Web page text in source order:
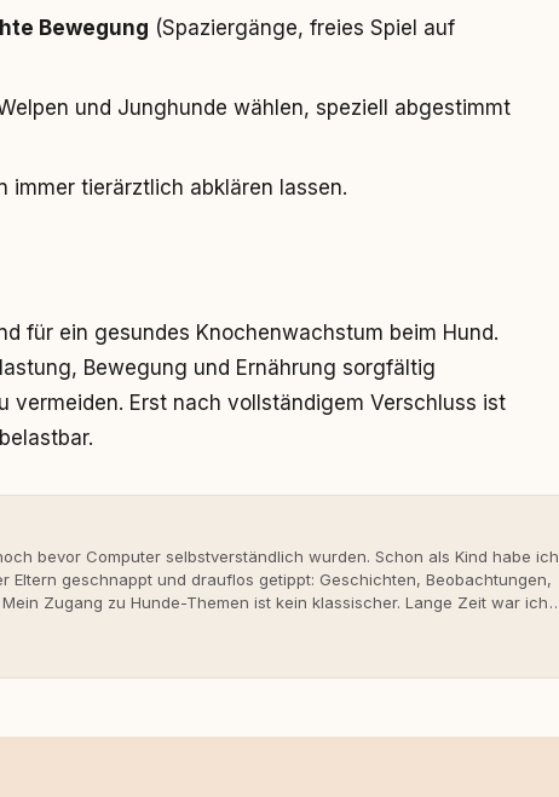
Bewegung (Spaziergänge, freies Spiel auf
und Junghunde wählen, speziell abgestimmt
immer tierärztlich abklären lassen.
für ein gesundes Knochenwachstum beim Hund.
Bewegung und Ernährung sorgfältig
vermeiden. Erst nach vollständigem Verschluss ist
bevor Computer selbstverständlich wurden. Schon als Kind habe ich
Eltern geschnappt und drauflos getippt: Geschichten, Beobachtungen,
Zugang zu Hunde-Themen ist kein klassischer. Lange Zeit war ich
guten Erfahrungen. Umso mehr hat es mich überrascht, als ich -
und bewusst gute Hundehaltung funktionieren kann.
Mein Blick richtet sich dabei immer auf das grosse Ganze: Welche
für unsere Leser wirklich hilfreich sind? Ich glaube, dass Emotionen